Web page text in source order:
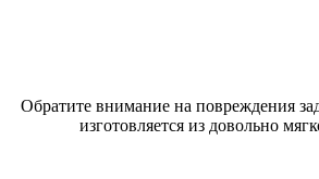
Обратите внимание на повреждения
изготовляется из довольно